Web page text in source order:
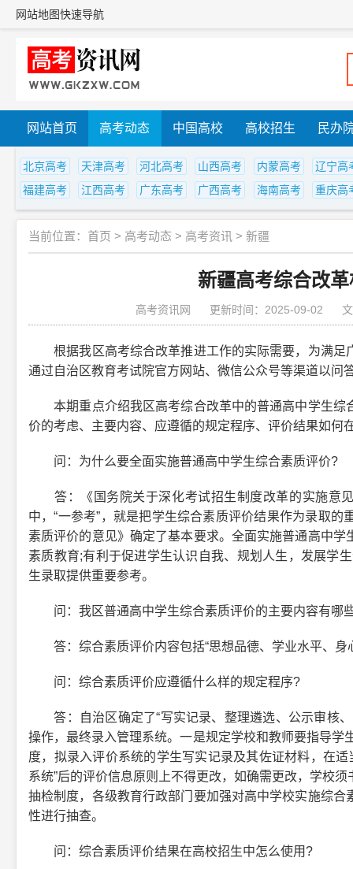
网站地图快速导航
网站首页 高考动态 中国高校 高校招生 民办
北京高考 天津高考 河北高考 山西高考 内蒙高考
辽宁高
福建高考
江西高考 广东高考 广西高考 海南高考 重庆高
当前位置： 首页 > 高考动态 > 高考资讯 > 新疆
新疆高考综合改
高考资讯网 更新时间：2025-09-02
根据我区高考综合改革推进工作的实际需要，为满足
通过自治区教育考试院官方网站、微信公众号等渠道以问
本期重点介绍我区高考综合改革中的普通高中学生综
价的考虑、主要内容、应遵循的规定程序、评价结果如何
问：为什么要全面实施普通高中学生综合素质评价?
答：《国务院关于深化考试招生制度改革的实施意见
中，“一参考”，就是把学生综合素质评价结果作为录取
素质评价的意见》确定了基本要求。全面实施普通高中
素质教育;有利于促进学生认识自我、规划人生，发展学
生录取提供重要参考。
问：我区普通高中学生综合素质评价的主要内容有哪
答：综合素质评价内容包括“思想品德、学业水平、身
问：综合素质评价应遵循什么样的规定程序?
答：自治区确定了“写实记录、整理遴选、公示审核、
操作，最终录入管理系统。一是规定学校和教师要指导
度，拟录入评价系统的学生写实记录及其佐证材料，在
系统”后的评价信息原则上不得更改，如确需更改，学校
抽检制度，各级教育行政部门要加强对高中学校实施综
性进行抽查。
问：综合素质评价结果在高校招生中怎么使用?